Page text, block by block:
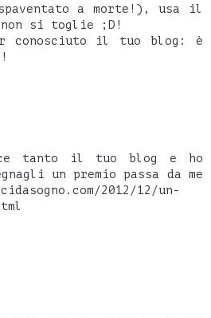
a morte!), usa il
si toglie ;D!
conosciuto il tuo blog: è
tanto il tuo blog e ho
un premio passa da me
2012/12/un-